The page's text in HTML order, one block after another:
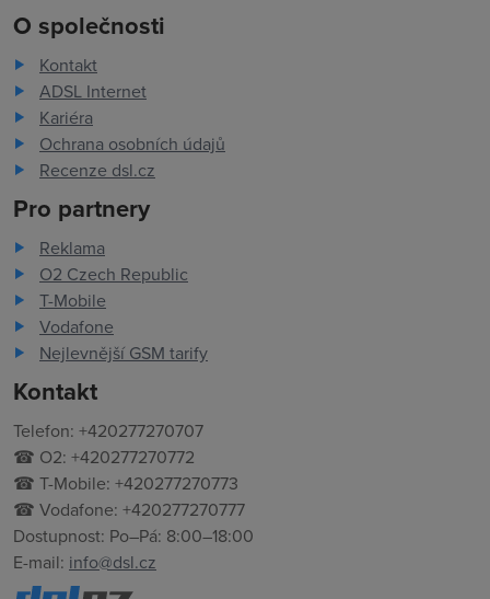
O společnosti
Kontakt
ADSL Internet
Kariéra
Ochrana osobních údajů
Recenze dsl.cz
Pro partnery
Reklama
O2 Czech Republic
T-Mobile
Vodafone
Nejlevnější GSM tarify
Kontakt
Telefon: +420277270707
☎ O2: +420277270772
☎ T-Mobile: +420277270773
☎ Vodafone: +420277270777
Dostupnost: Po–Pá: 8:00–18:00
E-mail: info@dsl.cz